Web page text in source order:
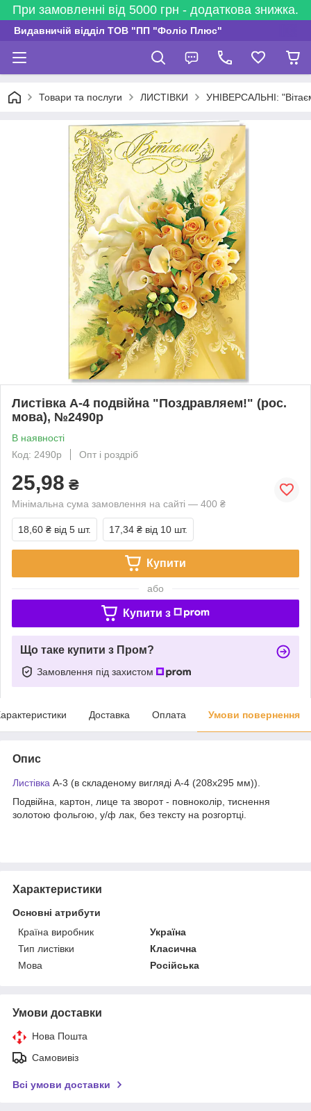
При замовленні від 5000 грн - додаткова знижка.
Видавничій відділ ТОВ "ПП "Фоліо Плюс"
Товари та послуги ЛИСТІВКИ УНІВЕРСАЛЬНІ:
Листівка А-4 подвійна "Поздравляем!" (рос.
мова), №2490р
В наявності
Код: 2490р
Опт і роздріб
25,98 ₴
Мінімальна сума замовлення на сайті — 400 ₴
18,60 ₴ від 5 шт. 17,34 ₴ від 10 шт.
Купити
або
Купити з
Що таке купити з Пром?
Замовлення під захистом
Доставка Оплата Умови повернення
Опис
Листівка А-3 (в складеному вигляді А-4 (208х295 мм)).
Подвійна, картон, лице та зворот - повноколір, тиснення
золотою фольгою, у/ф лак, без тексту на розгортці.
Характеристики
Основні атрибути
Країна виробник
Україна
Тип листівки
Класична
Мова
Російська
Умови доставки
Нова Пошта
Самовивіз
Всі умови доставки